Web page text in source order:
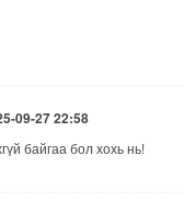
09-27 22:58
байгаа бол хохь нь!